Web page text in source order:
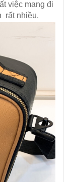
việc mang đi
rất nhiều.